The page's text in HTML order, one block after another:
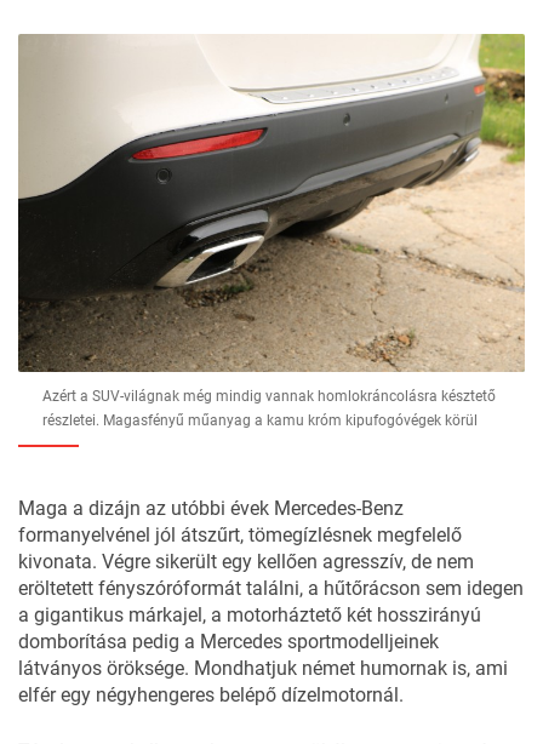
Azért a SUV-világnak még mindig vannak homlokráncolásra késztető
részletei. Magasfényű műanyag a kamu króm kipufogóvégek körül
Maga a dizájn az utóbbi évek Mercedes-Benz
formanyelvénel jól átszűrt, tömegízlésnek megfelelő
kivonata. Végre sikerült egy kellően agresszív, de nem
eröltetett fényszóróformát találni, a hűtőrácson sem idegen
a gigantikus márkajel, a motorháztető két hosszirányú
domborítása pedig a Mercedes sportmodelljeinek
látványos öröksége. Mondhatjuk német humornak is, ami
elfér egy négyhengeres belépő dízelmotornál.